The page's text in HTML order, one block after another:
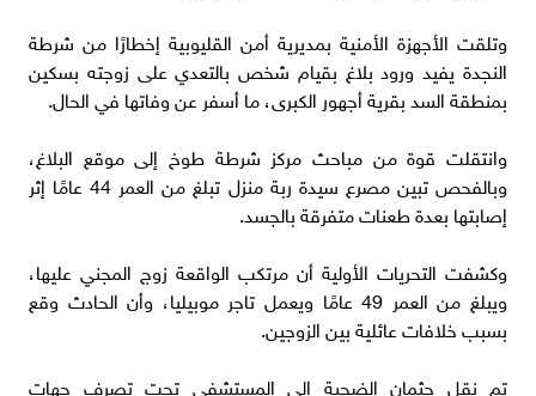
وتلقت الأجهزة الأمنية بمديرية أمن القليوبية إخطارًا من شرطة
النجدة يفيد ورود بلاغ بقيام شخص بالتعدي على زوجته بسكين
بمنطقة السد بقرية أجهور الكبرى، ما أسفر عن وفاتها في الحال.
وانتقلت قوة من مباحث مركز شرطة طوخ إلى موقع البلاغ،
وبالفحص تبين مصرع سيدة ربة منزل تبلغ من العمر 44 عامًا إثر
إصابتها بعدة طعنات متفرقة بالجسد.
وكشفت التحريات الأولية أن مرتكب الواقعة زوج المجني عليها،
ويبلغ من العمر 49 عامًا ويعمل تاجر موبيليا، وأن الحادث وقع
بسبب خلافات عائلية بين الزوجين.
تم نقل جثمان الضحية إلى المستشفى تحت تصرف جهات